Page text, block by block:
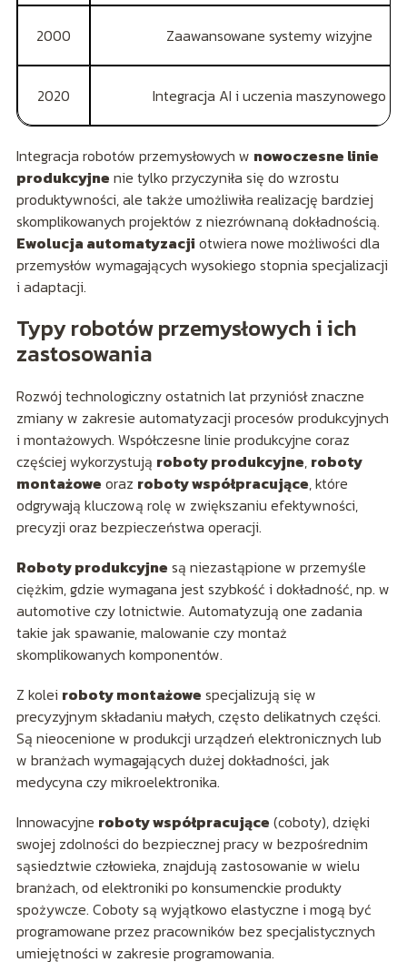
2000 Zaawansowane systemy wizyjne
2020 Integracja AI i uczenia maszynowego
Integracja robotów przemysłowych w nowoczesne linie
produkcyjne nie tylko przyczyniła się do wzrostu
produktywności, ale także umożliwiła realizację bardziej
skomplikowanych projektów z niezrównaną dokładnością.
Ewolucja automatyzacji otwiera nowe możliwości dla
przemysłów wymagających wysokiego stopnia specjalizacji
i adaptacji.
Typy robotów przemysłowych i ich
zastosowania
Rozwój technologiczny ostatnich lat przyniósł znaczne
zmiany w zakresie automatyzacji procesów produkcyjnych
i montażowych. Współczesne linie produkcyjne coraz
częściej wykorzystują roboty produkcyjne, roboty
montażowe oraz roboty współpracujące, które
odgrywają kluczową rolę w zwiększaniu efektywności,
precyzji oraz bezpieczeństwa operacji.
Roboty produkcyjne są niezastąpione w przemyśle
ciężkim, gdzie wymagana jest szybkość i dokładność, np. w
automotive czy lotnictwie. Automatyzują one zadania
takie jak spawanie, malowanie czy montaż
skomplikowanych komponentów.
Z kolei roboty montażowe specjalizują się w
precyzyjnym składaniu małych, często delikatnych części.
Są nieocenione w produkcji urządzeń elektronicznych lub
w branżach wymagających dużej dokładności, jak
medycyna czy mikroelektronika.
Innowacyjne roboty współpracujące (coboty), dzięki
swojej zdolności do bezpiecznej pracy w bezpośrednim
sąsiedztwie człowieka, znajdują zastosowanie w wielu
branżach, od elektroniki po konsumenckie produkty
spożywcze. Coboty są wyjątkowo elastyczne i mogą być
programowane przez pracowników bez specjalistycznych
umiejętności w zakresie programowania.